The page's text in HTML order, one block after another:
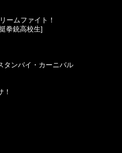
ームファイト！
拳銃高校生]
タンバイ・カーニバル